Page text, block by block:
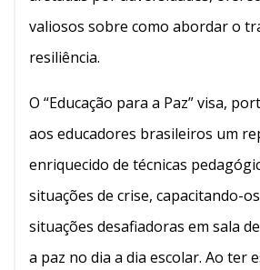
valiosos sobre como abordar o
resiliência.
O “Educação para a Paz” visa,
aos educadores brasileiros um
enriquecido de técnicas
situações de crise, capacitando-
situações desafiadoras em sala
a paz no dia a dia escolar. Ao ter